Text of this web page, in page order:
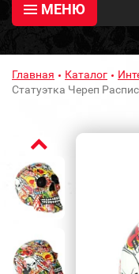
МЕНЮ
Главная Каталог
Статуэтка Череп